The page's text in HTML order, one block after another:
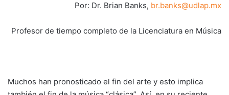
Por: Dr. Brian Banks, br.banks@udlap.mx
Profesor de tiempo completo de la Licenciatura en Música
Muchos han pronosticado el fin del arte y esto implica